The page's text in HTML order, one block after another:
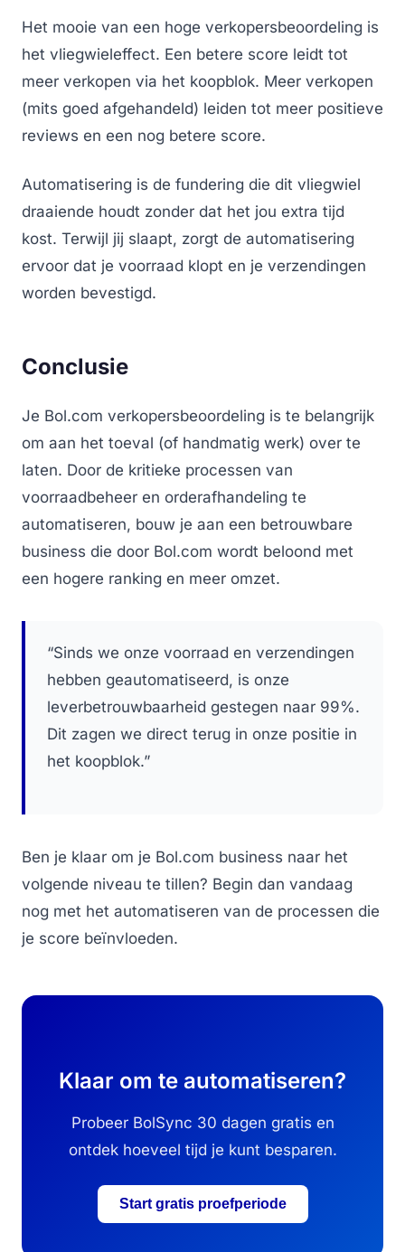
Het mooie van een hoge verkopersbeoordeling is
het vliegwieleffect. Een betere score leidt tot
meer verkopen via het koopblok. Meer verkopen
(mits goed afgehandeld) leiden tot meer positieve
reviews en een nog betere score.
Automatisering is de fundering die dit vliegwiel
draaiende houdt zonder dat het jou extra tijd
kost. Terwijl jij slaapt, zorgt de automatisering
ervoor dat je voorraad klopt en je verzendingen
worden bevestigd.
Conclusie
Je Bol.com verkopersbeoordeling is te belangrijk
om aan het toeval (of handmatig werk) over te
laten. Door de kritieke processen van
voorraadbeheer en orderafhandeling te
automatiseren, bouw je aan een betrouwbare
business die door Bol.com wordt beloond met
een hogere ranking en meer omzet.
“Sinds we onze voorraad en verzendingen
hebben geautomatiseerd, is onze
leverbetrouwbaarheid gestegen naar 99%.
Dit zagen we direct terug in onze positie in
het koopblok.”
Ben je klaar om je Bol.com business naar het
volgende niveau te tillen? Begin dan vandaag
nog met het automatiseren van de processen die
je score beïnvloeden.
Klaar om te automatiseren?
Probeer BolSync 30 dagen gratis en
ontdek hoeveel tijd je kunt besparen.
Start gratis proefperiode